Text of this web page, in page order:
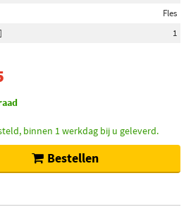
Fles
1
binnen 1 werkdag bij u geleverd.
Bestellen